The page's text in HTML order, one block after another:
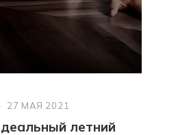
27 МАЯ 2021
летний